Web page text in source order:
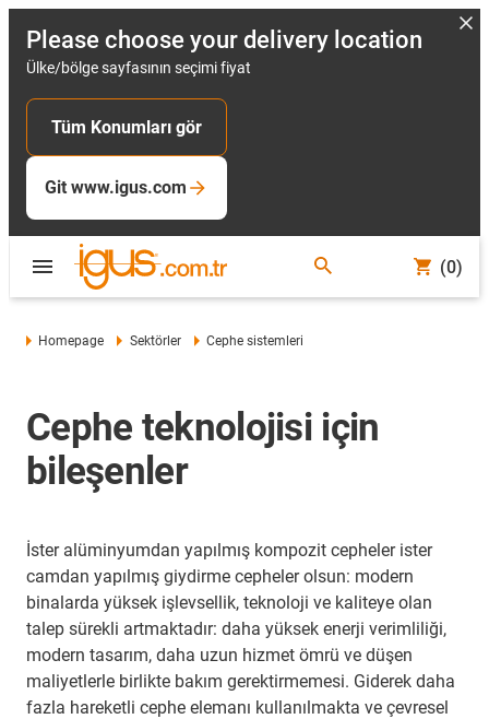
Please choose your delivery location
Ülke/bölge sayfasının seçimi fiyat
Tüm Konumları gör
Git www.igus.com
(0)
Homepage Sektörler Cephe sistemleri
Cephe teknolojisi için
bileşenler
İster alüminyumdan yapılmış kompozit cepheler ister
camdan yapılmış giydirme cepheler olsun: modern
binalarda yüksek işlevsellik, teknoloji ve kaliteye olan
talep sürekli artmaktadır: daha yüksek enerji verimliliği,
modern tasarım, daha uzun hizmet ömrü ve düşen
maliyetlerle birlikte bakım gerektirmemesi. Giderek daha
fazla hareketli cephe elemanı kullanılmakta ve çevresel